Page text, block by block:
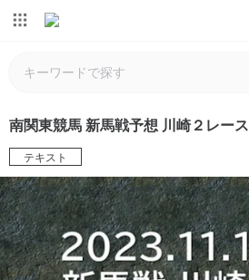
南関東競馬 新馬戦予想 川崎２レース
テキスト